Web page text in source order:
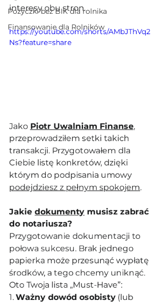
Pożyczki bez BIK dla rolnika
Finansowanie dla Rolników
interesy obu stron.
https://youtube.com/shorts/AMbJThVq2
Ns?feature=share
Jako Piotr Uwalniam Finanse,
przeprowadziłem setki takich
transakcji. Przygotowałem dla
Ciebie listę konkretów, dzięki
którym do podpisania umowy
podejdziesz z pełnym spokojem.
Jakie dokumenty musisz zabrać
do notariusza?
Przygotowanie dokumentacji to
połowa sukcesu. Brak jednego
papierka może przesunąć wypłatę
środków, a tego chcemy uniknąć.
Oto Twoja lista „Must-Have”:
1. Ważny dowód osobisty (lub